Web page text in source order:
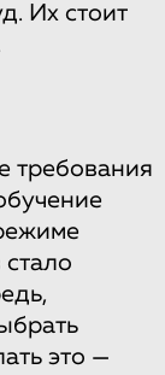
Их стоит
требования
это —